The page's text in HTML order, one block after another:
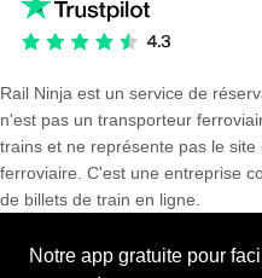
Rail Ninja est un service de
n'est pas un transporteur
trains et ne représente pas le
ferroviaire. C'est une entreprise
de billets de train en ligne.
Notre app gratuite pour